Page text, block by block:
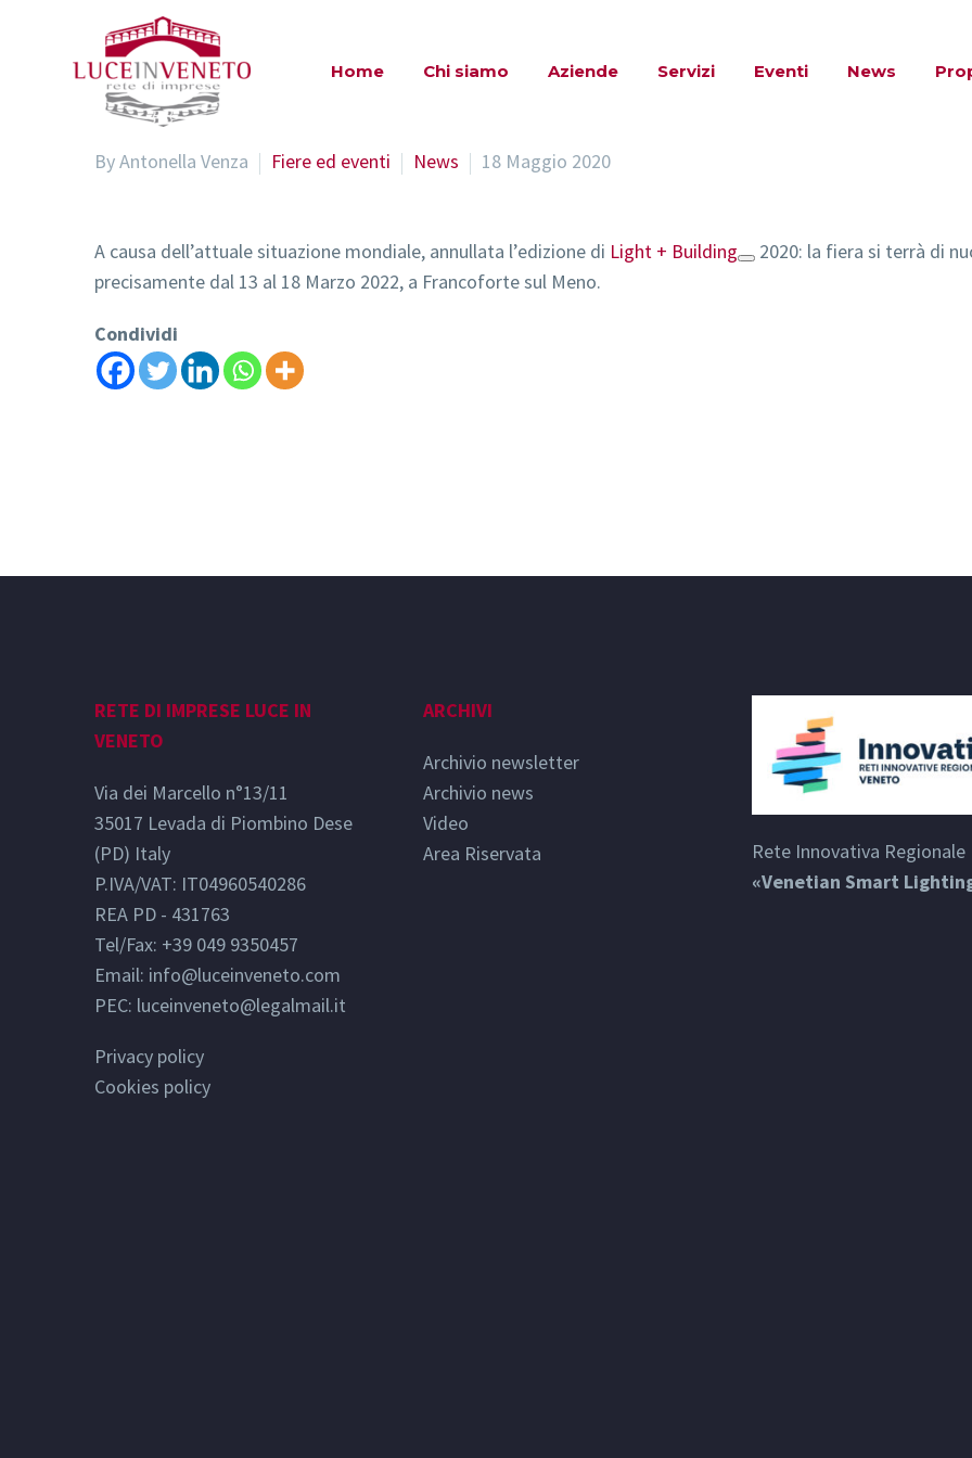
Home Chi siamo Aziende Servizi Eventi News
By Antonella Venza Fiere ed eventi News 18 Maggio 2020
A causa dell’attuale situazione mondiale, annullata l’edizione di Light + Building
2020: la fiera si terrà di
precisamente dal 13 al 18 Marzo 2022, a Francoforte sul Meno.
Condividi
RETE DI IMPRESE LUCE IN
VENETO
Via dei Marcello n°13/11
35017 Levada di Piombino Dese
(PD) Italy
P.IVA/VAT: IT04960540286
REA PD - 431763
Tel/Fax: +39 049 9350457
Email: info@luceinveneto.com
PEC: luceinveneto@legalmail.it
Privacy policy
Cookies policy
ARCHIVI
Archivio newsletter
Archivio news
Video
Area Riservata
Rete Innovativa Regionale
«Venetian Smart